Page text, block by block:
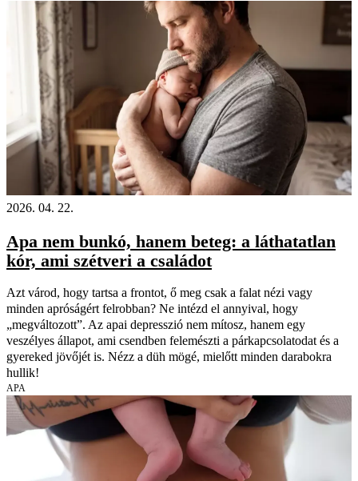
2026. 04. 22.
Apa nem bunkó, hanem beteg: a láthatatlan
kór, ami szétveri a családot
Azt várod, hogy tartsa a frontot, ő meg csak a falat nézi vagy
minden apróságért felrobban? Ne intézd el annyival, hogy
„megváltozott”. Az apai depresszió nem mítosz, hanem egy
veszélyes állapot, ami csendben felemészti a párkapcsolatodat és a
gyereked jövőjét is. Nézz a düh mögé, mielőtt minden darabokra
hullik!
APA